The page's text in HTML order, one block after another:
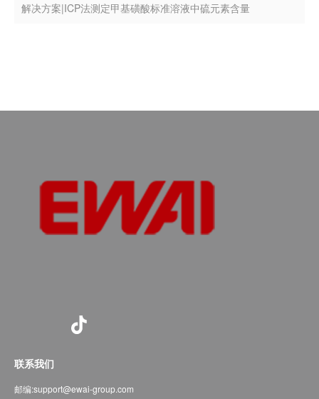
解决方案|ICP法测定甲基磺酸标准溶液中硫元素含量
联系我们
邮编:support@ewai-group.com